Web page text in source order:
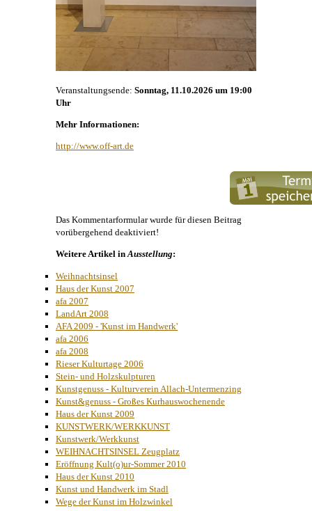
Veranstaltungsende: Sonntag, 11.10.2026 um 19:00
Uhr
Mehr Informationen:
http://www.off-art.de
Das Kommentarformular wurde für diesen Beitrag
vorübergehend deaktiviert!
Weitere Artikel inAusstellung:
Weihnachtsinsel
Haus der Kunst 2007
afa 2007
LandArt 2008
AFA 2009 - 'Kunst im Handwerk'
afa 2006
afa 2008
Rieser Kulturtage 2006
Stein- und Holzskulpturen
Kunstgenuss - Kulturverein Allach-Untermenzing
Kunst&genuss - Großes Kurhauswochenende
Haus der Kunst 2009
KUNSTWERK/WERKKUNST
Kunstwerk/Werkkunst
WEIHNACHTSINSEL Zeugplatz
Eröffnung Kult(o)ur-Sommer 2010
Haus der Kunst 2010
Kunst und Handwerk im Stadl
Wege der Kunst im Holzwinkel